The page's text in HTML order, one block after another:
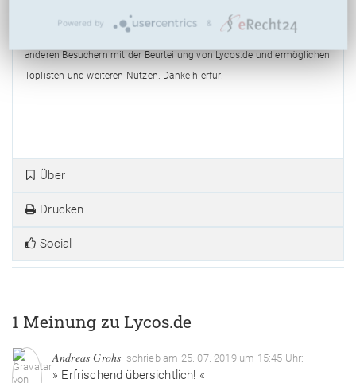
Bitte bewerten Sie Lycos.de nach Ihrer Einschätzung! So helfen Sie
anderen Besuchern mit der Beurteilung von Lycos.de und ermöglichen
Toplisten und weiteren Nutzen. Danke hierfür!
Über
Drucken
Social
1 Meinung zu Lycos.de
Andreas Grohs schrieb am 25. 07. 2019 um 15:45 Uhr:
» Erfrischend übersichtlich! «
Powered by &